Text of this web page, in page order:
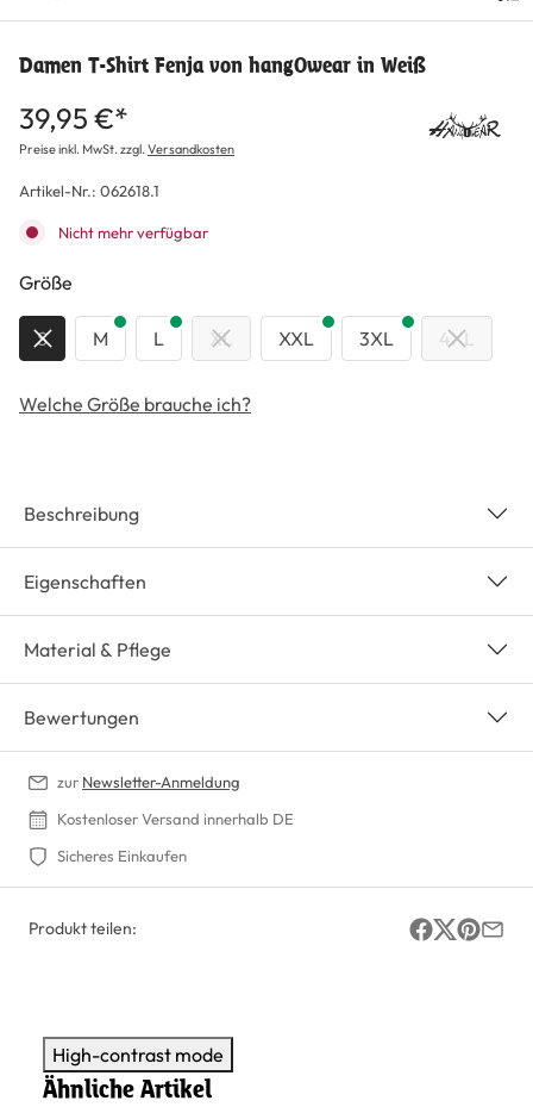
Damen T-Shirt Fenja von hangOwear in Weiß
39,95 €*
Preise inkl. MwSt. zzgl.Versandkosten
Artikel-Nr.: 062618.1
Nicht mehr verfügbar
Größe
S M L XL XXL 3XL 4XL
Welche Größe brauche ich?
Beschreibung
Eigenschaften
Material & Pflege
Bewertungen
zur Newsletter-Anmeldung
Kostenloser Versand innerhalb DE
Sicheres Einkaufen
Produkt teilen:
High-contrast mode
Ähnliche Artikel